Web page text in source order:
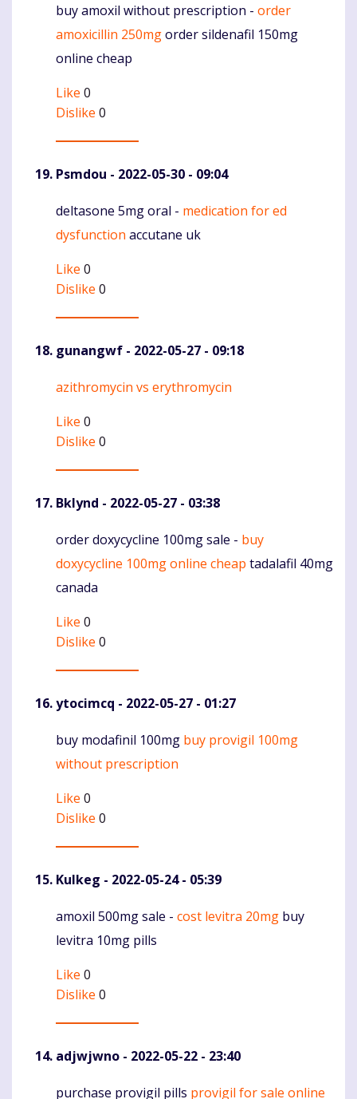
Komentaras
buy amoxil without prescription - order
amoxicillin 250mgorder sildenafil 150mg
online cheap
Like 0
Dislike 0
Psmdou - 2022-05-30 - 09:04
Komentaras
deltasone 5mg oral - medication for ed
dysfunction accutane uk
Like 0
Dislike 0
gunangwf - 2022-05-27 - 09:18
Komentaras
azithromycin vs erythromycin
Like 0
Dislike 0
Bklynd - 2022-05-27 - 03:38
Komentaras
order doxycycline 100mg sale - buy
doxycycline 100mg online cheap tadalafil 40mg
canada
Like 0
Dislike 0
ytocimcq - 2022-05-27 - 01:27
Komentaras
buy modafinil 100mg buy provigil 100mg
without prescription
Like 0
Dislike 0
Kulkeg - 2022-05-24 - 05:39
Komentaras
amoxil 500mg sale - cost levitra 20mg buy
levitra 10mg pills
Like 0
Dislike 0
adjwjwno - 2022-05-22 - 23:40
Komentaras
purchase provigil pills provigil for sale online